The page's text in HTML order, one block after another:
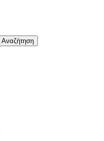
Αναζήτηση